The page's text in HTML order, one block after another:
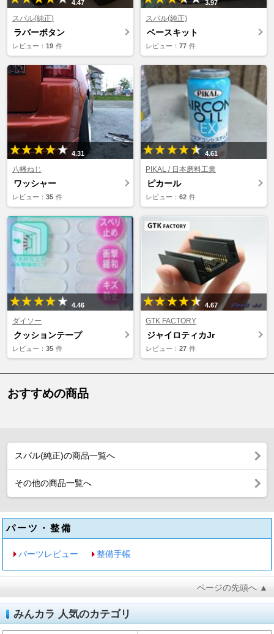
4.47
スバル(純正)
ラバーボタン
レビュー： 19 件
3.97
スバル(純正)
ベースキット
レビュー： 77 件
4.31
八幡ねじ
ワッシャー
レビュー： 35 件
4.61
PIKAL / 日本磨料工業
ピカール
レビュー： 62 件
4.46
ダイソー
クッションテープ
レビュー： 35 件
4.67
GTK FACTORY
ジャイロティカJr
レビュー： 27 件
おすすめの商品
スバル(純正)の商品一覧へ
その他の商品一覧へ
パーツ・整備
パーツレビュー 整備手帳
ページの先頭へ ▲
みんカラ 人気のカテゴリ